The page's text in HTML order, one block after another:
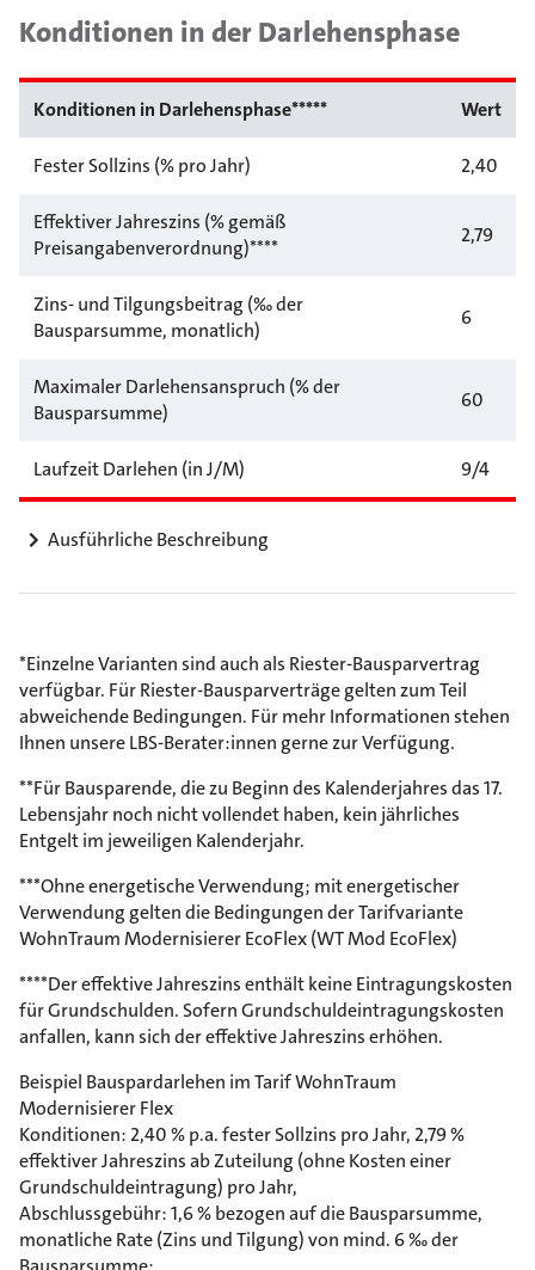
Konditionen in der Darlehensphase
Konditionen in Darlehensphase***** Wert
Fester Sollzins (% pro Jahr) 2,40
Effektiver Jahreszins (% gemäß
Preisangabenverordnung)****
2,79
Zins- und Tilgungsbeitrag (‰ der
Bausparsumme, monatlich)
6
Maximaler Darlehensanspruch (% der
Bausparsumme)
60
Laufzeit Darlehen (in J/M) 9/4
Ausführliche Beschreibung
*Einzelne Varianten sind auch als Riester-Bausparvertrag
verfügbar. Für Riester-Bausparverträge gelten zum Teil
abweichende Bedingungen. Für mehr Informationen stehen
Ihnen unsere LBS-Berater:innen gerne zur Verfügung.
**Für Bausparende, die zu Beginn des Kalenderjahres das 17.
Lebensjahr noch nicht vollendet haben, kein jährliches
Entgelt im jeweiligen Kalenderjahr.
***Ohne energetische Verwendung; mit energetischer
Verwendung gelten die Bedingungen der Tarifvariante
WohnTraum Modernisierer EcoFlex (WT Mod EcoFlex)
****Der effektive Jahreszins enthält keine Eintragungskosten
für Grundschulden. Sofern Grundschuldeintragungskosten
anfallen, kann sich der effektive Jahreszins erhöhen.
Beispiel Bauspardarlehen im Tarif WohnTraum
Modernisierer Flex
Konditionen: 2,40 % p.a. fester Sollzins pro Jahr, 2,79 %
effektiver Jahreszins ab Zuteilung (ohne Kosten einer
Grundschuldeintragung) pro Jahr,
Abschlussgebühr: 1,6 % bezogen auf die Bausparsumme,
monatliche Rate (Zins und Tilgung) von mind. 6 ‰ der